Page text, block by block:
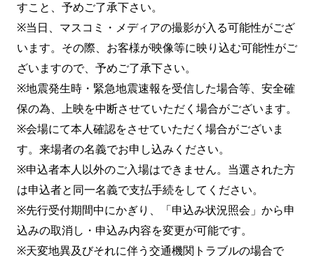
すこと、予めご了承下さい。
※当日、マスコミ・メディアの撮影が入る可能性がござ
います。その際、お客様が映像等に映り込む可能性がご
ざいますので、予めご了承下さい。
※地震発生時・緊急地震速報を受信した場合等、安全確
保の為、上映を中断させていただく場合がございます。
※会場にて本人確認をさせていただく場合がございま
す。来場者の名義でお申し込みください。
※申込者本人以外のご入場はできません。当選された方
は申込者と同一名義で支払手続をしてください。
※先行受付期間中にかぎり、「申込み状況照会」から申
込みの取消し・申込み内容を変更が可能です。
※天変地異及びそれに伴う交通機関トラブルの場合で